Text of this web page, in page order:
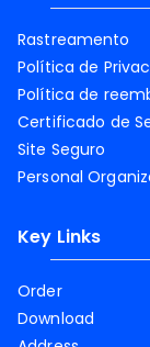
Rastreamento
Política de
Política de
Certificado de
Site Seguro
Personal
Key Links
Order
Download